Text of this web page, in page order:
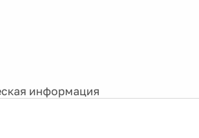
информация